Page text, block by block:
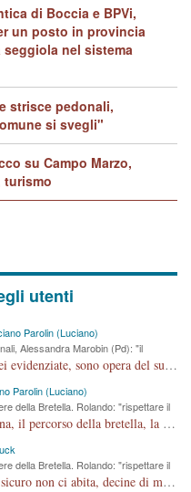
di Boccia e BPVi,
un posto in provincia
nel sistema
strisce pedonali,
si svegli"
su Campo Marzo,
turismo
utenti
Parolin (Luciano)
Alessandra Marobin (Pd): "il
Consigliera Marobin, tutte le cose da Lei evidenziate, sono opera del suo ex Assessore e compagno di Partito Antonio Marco Dalla Pozza Assessore alla "progettazione" di piste ciclabili e altre porcherie. A lui manderei il conto da saldare per incidenti e danni alle persone. E' ora che "finiamola." Avete perso rassegnatevi. qui IL SINDACO RUCCO NON C'ENTRA PER NIENTE. CAPITO!!!!!!!! Amen.
Parolin (Luciano)
della Bretella. Rolando: "rispettare il
Caro fratuck, conosco molto bene la zona, il percorso della bretella, la situazione dei cittadini, abito in Viale Trento. A partire dal 2003 ho partecipato al Comitato di Maddalene pro bretella, e a riunioni propositive per apportare modifiche al progetto. Numerose mie foto del territorio sono arrivate a Roma, altri miei interventi (non graditi dalla Sx) sono stati pubblicati dal GdV, assieme ad altri come Ciro Asproso, ora favorevole alla bretella. Ho partecipato alla raccolta firme per la chiusura della strada x 5 giorni eseguita dal Sindaco Hullwech per sforamento 180 Micro/g. Pertanto come impegno per la tematica sono apposto con la coscienza. Ora il Progetto è partito, fine! Voglio dire che la nuova Giunta "comunale" non c'entra più. L'opera sarà "malauguratamente" eseguita, ma non con il mio placet. Il Consigliere Comunale dovrebbe capire che la campagna elettorale è finita, con buona pace di tutti. Quello che invece dovrebbe interessare è la proprietà della strada, dall'uscita autostradale Ovest, sino alla Rotatoria dell'Albara, vi sono tre possessori: Autostrade SpA; La Provincia, il Comune. Come la mettiamo per il futuro ? I costi, da 50 sono saliti a 100 milioni di € come dire 20 milioni a KM (!) da non credere. Comunque si farà. Ma nessuno canti Vittoria, anzi meglio non farne un ulteriore fatto "partitico" per questioni elettorali o di seggio. Se mi manda la sua mail, sono disponibile ad inviare i documenti e le foto sopra descritte. Con ossequi, Luciano Parolin
della Bretella. Rolando: "rispettare il
Non sarà utile a lei dott. Parolin che di sicuro non ci abita, decine di migliaia di TIR, automobili e padroncini che passano quotidianamente per una strada appena rotabile, non è più possibile stendere i panni, attraversare la strada senza rischiare la morte, le case stanno crepando, i tempi sono cambiati e la bretella non passerà assolutamente per maddalene (ma cosa sta a dire?!), dia invece responsabilità a chi ha costruito tagliando la strada che doveva invece terminare a isola vicentina e non al moracchino lasciando Motta di Costabissara ancora in panne di traffico. I tempi sono cambiati dottore e se l'anagrafe della vita stagna nell'essere umano impressioni conservatrici, la società non le considera perchè va avanti, si industrializza e ha bisogno di infrastrutture e di sviluppo. Ultima considerazione, se è geloso di Rolando perchè vede in lui solo campagne politiche mentre si difendono i SOLI diritti dei cittadini, la preghiamo faccia considerazioni più appropriate. Saluti e complimenti per i suoi scritti.